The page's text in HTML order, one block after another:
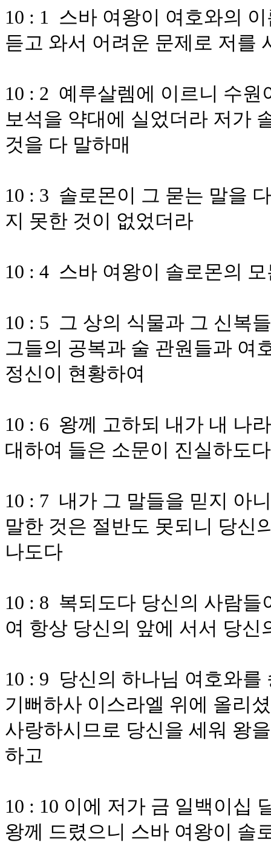
10 : 1 스바 여왕이 여호와의
듣고 와서 어려운 문제로 저를
10 : 2 예루살렘에 이르니 수
보석을 약대에 실었더라 저가
것을 다 말하매
10 : 3 솔로몬이 그 묻는 말을
지 못한 것이 없었더라
10 : 4 스바 여왕이 솔로몬의
10 : 5 그 상의 식물과 그 신복
그들의 공복과 술 관원들과 여
정신이 현황하여
10 : 6 왕께 고하되 내가 내 나
대하여 들은 소문이 진실하도다
10 : 7 내가 그 말들을 믿지 아
말한 것은 절반도 못되니 당신
나도다
10 : 8 복되도다 당신의 사람
여 항상 당신의 앞에 서서 당신
10 : 9 당신의 하나님 여호와
기뻐하사 이스라엘 위에 올리
사랑하시므로 당신을 세워 왕
하고
10 : 10 이에 저가 금 일백이십
왕께 드렸으니 스바 여왕이 솔